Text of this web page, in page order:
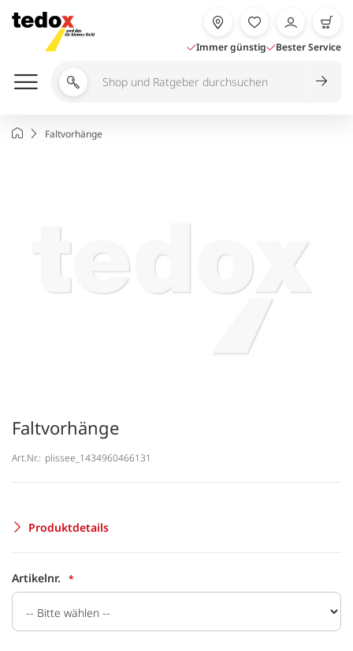
Inhalt
springen
Immer günstig Bester Service
Shop
durchsuchen
StartseiteFaltvorhänge
Faltvorhänge
Art.Nr.: plissee_1434960466131
Produktdetails
Artikelnr.